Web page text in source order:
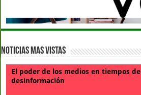
Noticias Mas Vistas
El poder de los medios en tiempos de
desinformación